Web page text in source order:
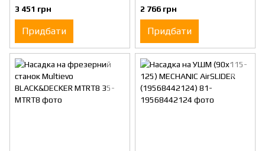
BLACK&DECKER MTOS4
3 451 грн
Придбати
MTRS10
2 766 грн
Придбати